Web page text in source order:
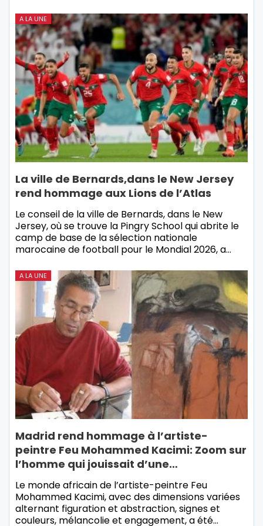
A LA UNE
La ville de Bernards,dans le New Jersey
rend hommage aux Lions de l’Atlas
Le conseil de la ville de Bernards, dans le New
Jersey, où se trouve la Pingry School qui abrite le
camp de base de la sélection nationale
marocaine de football pour le Mondial 2026, a…
A LA UNE
Madrid rend hommage à l’artiste-
peintre Feu Mohammed Kacimi: Zoom sur
l’homme qui jouissait d’une…
Le monde africain de l’artiste-peintre Feu
Mohammed Kacimi, avec des dimensions variées
alternant figuration et abstraction, signes et
couleurs, mélancolie et engagement, a été…